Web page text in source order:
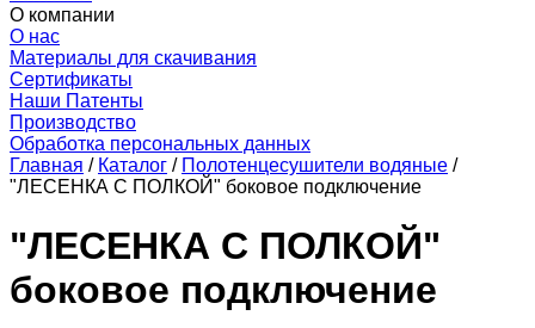
О компании
О нас
Материалы для скачивания
Сертификаты
Наши Патенты
Производство
Обработка персональных данных
Главная / Каталог / Полотенцесушители водяные /
"ЛЕСЕНКА С ПОЛКОЙ" боковое подключение
"ЛЕСЕНКА С ПОЛКОЙ"
боковое подключение